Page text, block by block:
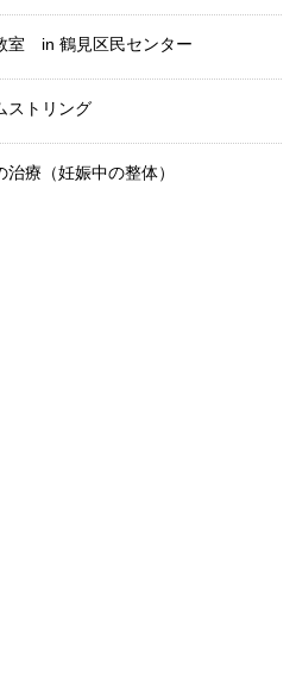
室 in 鶴見区民センター
ストリング
治療（妊娠中の整体）